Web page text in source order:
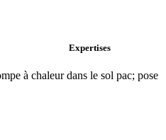
Expertises
à chaleur dans le sol pac; pose